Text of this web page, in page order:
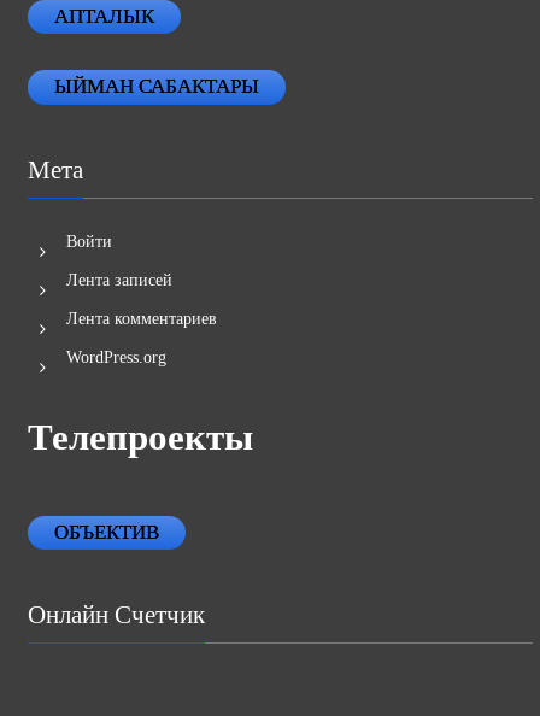
АПТАЛЫК
ЫЙМАН САБАКТАРЫ
Мета
Войти
Лента записей
Лента комментариев
WordPress.org
Телепроекты
ОБЪЕКТИВ
Онлайн Счетчик